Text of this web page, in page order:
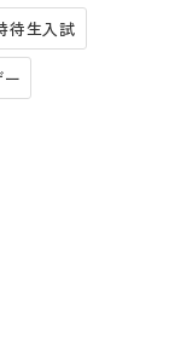
待生入試